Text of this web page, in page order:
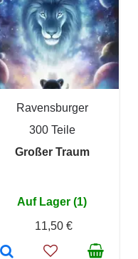
Ravensburger
300 Teile
Großer Traum
Auf Lager (1)
11,50 €